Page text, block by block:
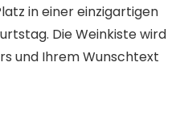
in einer einzigartigen
Die Weinkiste wird
und Ihrem Wunschtext